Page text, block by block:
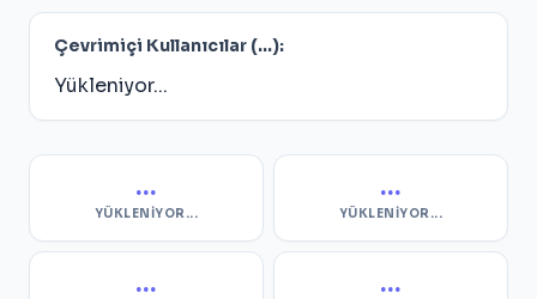
Çevrimiçi Kullanıcılar (...):
Yükleniyor...
...
YÜKLENIYOR...
...
YÜKLENIYOR...
... ...